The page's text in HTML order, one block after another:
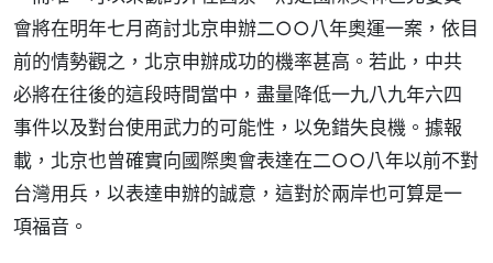
會將在明年七月商討北京申辦二○○八年奧運一案，依目
前的情勢觀之，北京申辦成功的機率甚高。若此，中共
必將在往後的這段時間當中，盡量降低一九八九年六四
事件以及對台使用武力的可能性，以免錯失良機。據報
載，北京也曾確實向國際奧會表達在二○○八年以前不對
台灣用兵，以表達申辦的誠意，這對於兩岸也可算是一
項福音。